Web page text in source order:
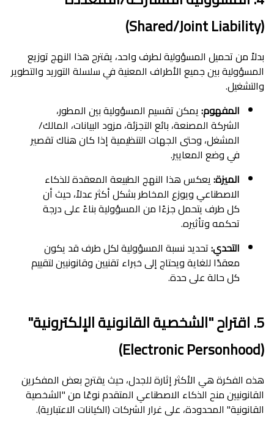
(Shared/Joint Liability)
بدلاً من تحميل المسؤولية لطرف واحد، يقترح هذا النهج توزيع
المسؤولية بين جميع الأطراف المعنية في سلسلة التوريد والتطوير
والتشغيل.
المفهوم: يمكن تقسيم المسؤولية بين المطور،
الشركة المصنعة، بائع التجزئة، مزود البيانات، المالك/
المشغل، وحتى الجهات التنظيمية إذا كان هناك تقصير
في وضع المعايير.
الميزة: يعكس هذا النهج الطبيعة المعقدة للذكاء
الاصطناعي ويوزع المخاطر بشكل أكثر عدلاً، حيث أن
كل طرف يتحمل جزءًا من المسؤولية بناءً على درجة
تحكمه وتأثيره.
التحدي:تحديد نسبة المسؤولية لكل طرف قد يكون
معقدًا للغاية ويحتاج إلى خبراء تقنيين وقانونيين لتقييم
كل حالة على حدة.
5. اقتراح "الشخصية القانونية الإلكترونية"
(Electronic Personhood)
هذه الفكرة هي الأكثر إثارة للجدل، حيث يقترح بعض المفكرين
القانونيين منح الذكاء الاصطناعي المتقدم نوعًا من "الشخصية
القانونية" المحدودة، على غرار الشركات (الكيانات الاعتبارية).